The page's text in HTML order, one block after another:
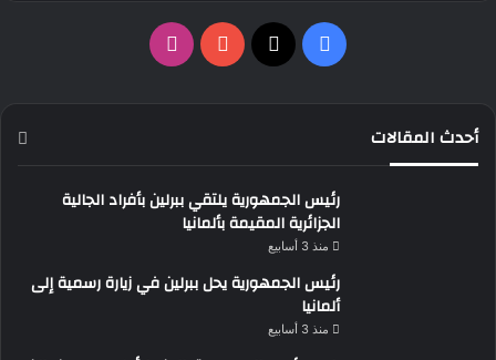
فيسبوك ‫YouTubeانستقرام
أحدث المقالات
رئيس الجمهورية يلتقي ببرلين بأفراد الجالية
الجزائرية المقيمة بألمانيا
منذ 3 أسابيع
رئيس الجمهورية يحل ببرلين في زيارة رسمية إلى
ألمانيا
منذ 3 أسابيع